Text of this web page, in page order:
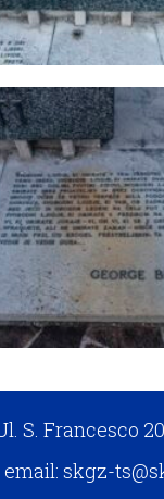
S. Francesco
skgz-